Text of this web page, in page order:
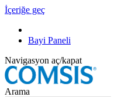
İçeriğe geç
Bayi Paneli
Navigasyon aç/kapat
Arama